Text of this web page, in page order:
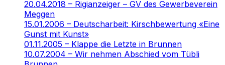
20.04.2018 – Rigianzeiger – GV des Gewerbeverein
Meggen
15.01.2006 – Deutscharbeit: Kirschbewertung «Eine
Gunst mit Kunst»
01.11.2005 – Klappe die Letzte in Brunnen
10.07.2004 – Wir nehmen Abschied vom Tübli